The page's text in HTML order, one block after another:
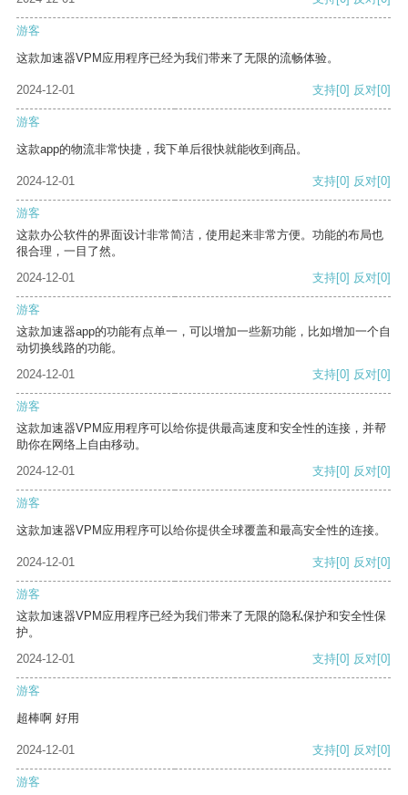
游客
这款加速器VPM应用程序已经为我们带来了无限的流畅体验。
2024-12-01 支持[0] 反对[0]
游客
这款app的物流非常快捷，我下单后很快就能收到商品。
2024-12-01 支持[0] 反对[0]
游客
这款办公软件的界面设计非常简洁，使用起来非常方便。功能的布局也
很合理，一目了然。
2024-12-01
支持[0] 反对[0]
游客
这款加速器app的功能有点单一，可以增加一些新功能，比如增加一个自
动切换线路的功能。
2024-12-01
支持[0] 反对[0]
游客
这款加速器VPM应用程序可以给你提供最高速度和安全性的连接，并帮
助你在网络上自由移动。
2024-12-01
支持[0] 反对[0]
游客
这款加速器VPM应用程序可以给你提供全球覆盖和最高安全性的连接。
2024-12-01 支持[0] 反对[0]
游客
这款加速器VPM应用程序已经为我们带来了无限的隐私保护和安全性保
护。
2024-12-01
支持[0] 反对[0]
游客
超棒啊 好用
2024-12-01 支持[0] 反对[0]
游客